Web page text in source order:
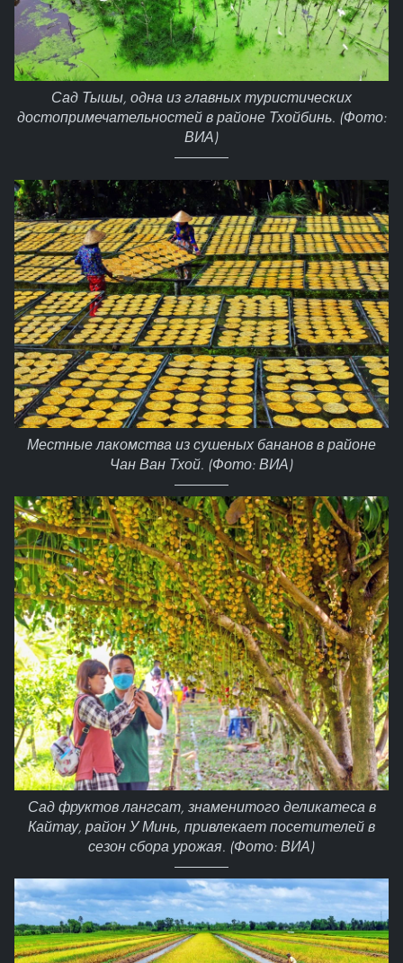
Сад Тышы, одна из главных туристических
достопримечательностей в районе Тхойбинь. (Фото:
ВИА)
Местные лакомства из сушеных бананов в районе
Чан Ван Тхой. (Фото: ВИА)
Сад фруктов лангсат, знаменитого деликатеса в
Кайтау, район У Минь, привлекает посетителей в
сезон сбора урожая. (Фото: ВИА)